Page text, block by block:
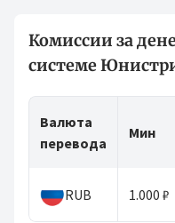
Комиссии за
системе
Валюта
перевода
Мин
RUB 1.000 ₽